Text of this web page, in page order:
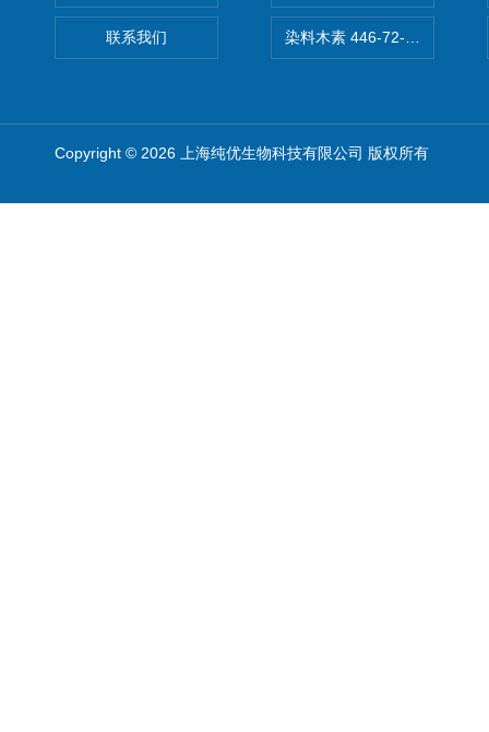
联系我们 染料木素 446-72-0
Copyright © 2026 上海纯优生物科技有限公司 版权所有